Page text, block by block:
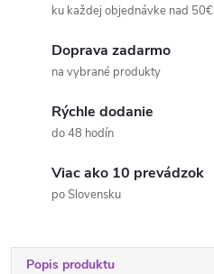
ku každej objednávke nad 50€
Doprava zadarmo
na vybrané produkty
Rýchle dodanie
do 48 hodín
Viac ako 10 prevádzok
po Slovensku
Popis produktu